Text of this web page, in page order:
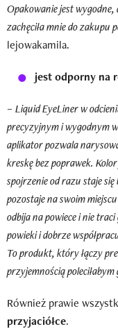
Opakowanie jest
zachęciła mnie do zakupu
lejowakamila.
jest odporny na
– Liquid EyeLiner w
precyzyjnym i wygodnym
aplikator pozwala
kreskę bez poprawek.
spojrzenie od razu staje
pozostaje na swoim
odbija na powiece i nie
powieki i dobrze
To produkt, który łączy
przyjemnością
Również prawie
przyjaciółce.